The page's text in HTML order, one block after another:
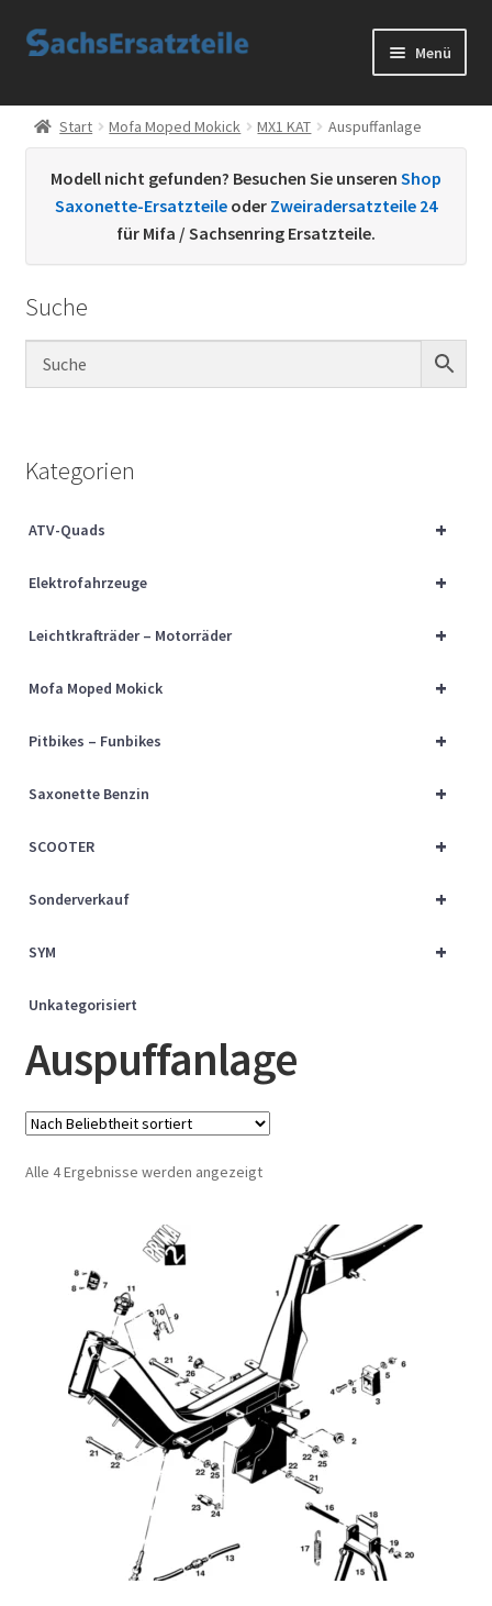
Zur
Zum
Menü
Start
Kontakt
Widerrufsbelehrung
Cart
Checkout
My account
Start Mofa Moped Mokick MX1 KAT Auspuffanlage
Modell nicht gefunden? Besuchen Sie unseren Shop
Saxonette-Ersatzteile oder Zweiradersatzteile 24
für Mifa / Sachsenring Ersatzteile.
Suche
Kategorien
+
ATV-Quads
+
Elektrofahrzeuge
+
Leichtkrafträder – Motorräder
+
Mofa Moped Mokick
+
Pitbikes – Funbikes
+
Saxonette Benzin
+
SCOOTER
+
Sonderverkauf
+
SYM
Unkategorisiert
Auspuffanlage
Alle 4 Ergebnisse werden angezeigtNach